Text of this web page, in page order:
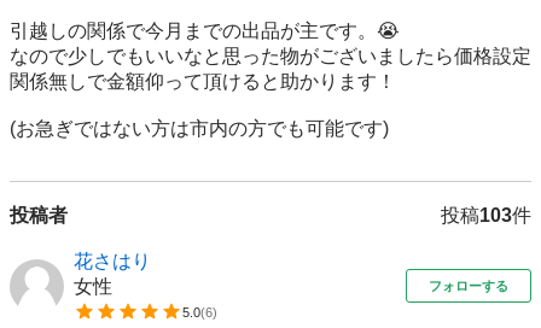
引越しの関係で今月までの出品が主です。😭
なので少しでもいいなと思った物がございましたら価格設定
関係無しで金額仰って頂けると助かります！
(お急ぎではない方は市内の方でも可能です)
投稿者 投稿103件
花さはり
女性
5.0(6)
フォローする